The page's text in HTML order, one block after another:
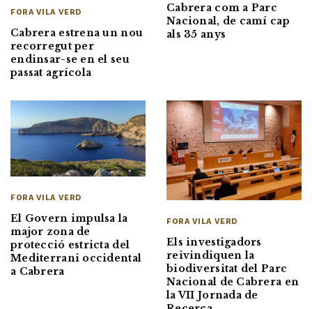
FORA VILA VERD
Cabrera estrena un nou
recorregut per
endinsar-se en el seu
passat agrícola
Cabrera com a Parc
Nacional, de camí cap
als 35 anys
FORA VILA VERD
El Govern impulsa la
major zona de
protecció estricta del
Mediterrani occidental
a Cabrera
FORA VILA VERD
Els investigadors
reivindiquen la
biodiversitat del Parc
Nacional de Cabrera en
la VII Jornada de